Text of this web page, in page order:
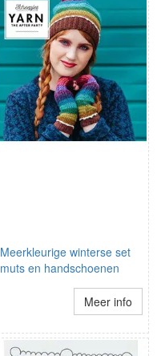
Meerkleurige winterse set
muts en handschoenen
Meer info